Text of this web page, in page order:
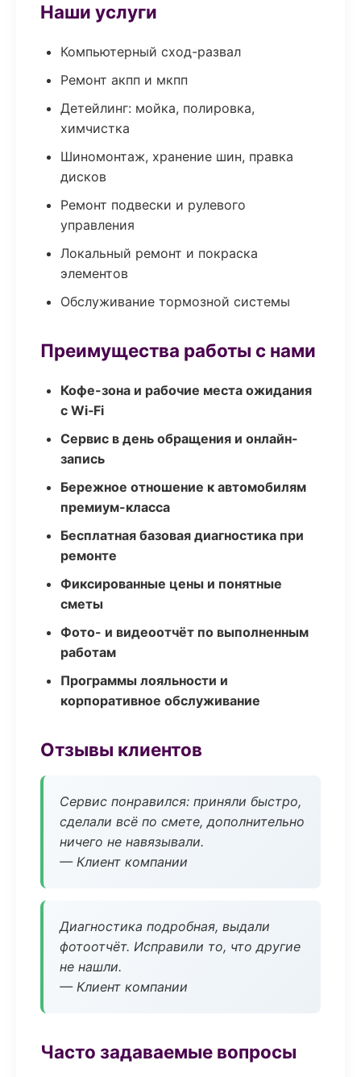
Наши услуги
Компьютерный сход-развал
Ремонт акпп и мкпп
Детейлинг: мойка, полировка,
химчистка
Шиномонтаж, хранение шин, правка
дисков
Ремонт подвески и рулевого
управления
Локальный ремонт и покраска
элементов
Обслуживание тормозной системы
Преимущества работы с нами
Кофе-зона и рабочие места ожидания
с Wi‑Fi
Сервис в день обращения и онлайн-
запись
Бережное отношение к автомобилям
премиум-класса
Бесплатная базовая диагностика при
ремонте
Фиксированные цены и понятные
сметы
Фото- и видеоотчёт по выполненным
работам
Программы лояльности и
корпоративное обслуживание
Отзывы клиентов
Сервис понравился: приняли быстро,
сделали всё по смете, дополнительно
ничего не навязывали.
— Клиент компании
Диагностика подробная, выдали
фотоотчёт. Исправили то, что другие
не нашли.
— Клиент компании
Часто задаваемые вопросы